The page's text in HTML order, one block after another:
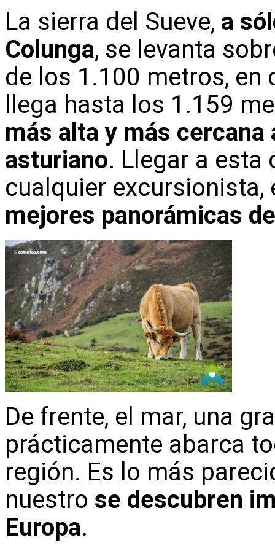
La sierra del Sueve, a
Colunga, se levanta
de los 1.100 metros,
llega hasta los 1.159
más alta y más
asturiano. Llegar a esta
cualquier
mejores panorámicas
De frente, el mar, una
prácticamente abarca
región. Es lo más
nuestro se descubren
Europa.